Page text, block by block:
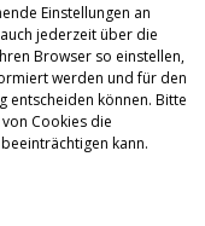
Einstellungen an
jederzeit über die
Browser so einstellen,
werden und für den
entscheiden können. Bitte
Cookies die
kann.